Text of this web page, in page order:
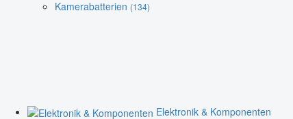
Kamerabatterien (134)
Elektronik & Komponenten